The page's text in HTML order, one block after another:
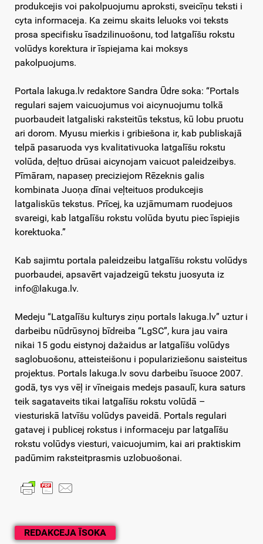
REDAKCEJA ĪSOKA
produkcejis voi pakolpuojumu aproksti, sveicīņu teksti i
cyta informaceja. Ka zeimu skaits leluoks voi teksts
prosa specifisku īsadzilinuošonu, tod latgalīšu rokstu
volūdys korektura ir īspiejama kai moksys
pakolpuojums.
Portala lakuga.lv redaktore Sandra Ūdre soka: “Portals
regulari sajem vaicuojumus voi aicynuojumu tolkā
puorbaudeit latgaliski raksteitūs tekstus, kū lobu pruotu
ari dorom. Myusu mierkis i gribiešona ir, kab publiskajā
telpā pasaruoda vys kvalitativuoka latgalīšu rokstu
volūda, deļtuo drūsai aicynojam vaicuot paleidzeibys.
Pīmāram, napaseņ preciziejom Rēzeknis galis
kombinata Juoņa dīnai veļteituos produkcejis
latgaliskūs tekstus. Prīcej, ka uzjāmumam ruodejuos
svareigi, kab latgalīšu rokstu volūda byutu piec īspiejis
korektuoka.”
Kab sajimtu portala paleidzeibu latgalīšu rokstu volūdys
puorbaudei, apsavērt vajadzeigū tekstu juosyuta iz
info@lakuga.lv.
Medeju “Latgalīšu kulturys ziņu portals lakuga.lv” uztur i
darbeibu nūdrūsynoj bīdreiba “LgSC”, kura jau vaira
nikai 15 godu eistynoj dažaidus ar latgalīšu volūdys
saglobuošonu, atteisteišonu i populariziešonu saisteitus
projektus. Portals lakuga.lv sovu darbeibu īsuoce 2007.
godā, tys vys vēļ ir vīneigais medejs pasaulī, kura saturs
teik sagataveits tikai latgalīšu rokstu volūdā –
viesturiskā latvīšu volūdys paveidā. Portals regulari
gatavej i publicej rokstus i informaceju par latgalīšu
rokstu volūdys viesturi, vaicuojumim, kai ari praktiskim
padūmim raksteitprasmis uzlobuošonai.